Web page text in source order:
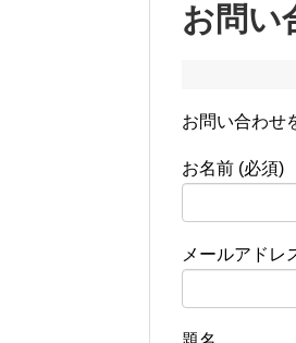
お問い
お問い合わせ
お名前 (必須)
メールアドレ